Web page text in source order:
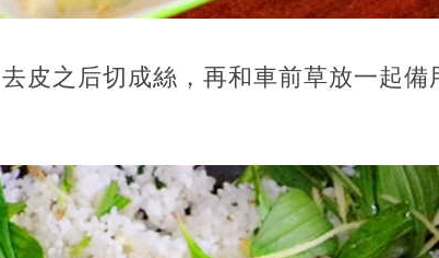
皮之后切成絲，再和車前草放一起